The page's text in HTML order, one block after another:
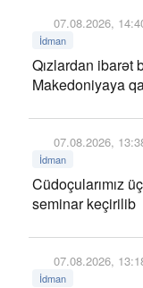
07.08.2026,
İdman
Qızlardan ibarət
Makedoniyaya
07.08.2026,
İdman
Cüdoçularımız
seminar keçirilib
07.08.2026,
İdman